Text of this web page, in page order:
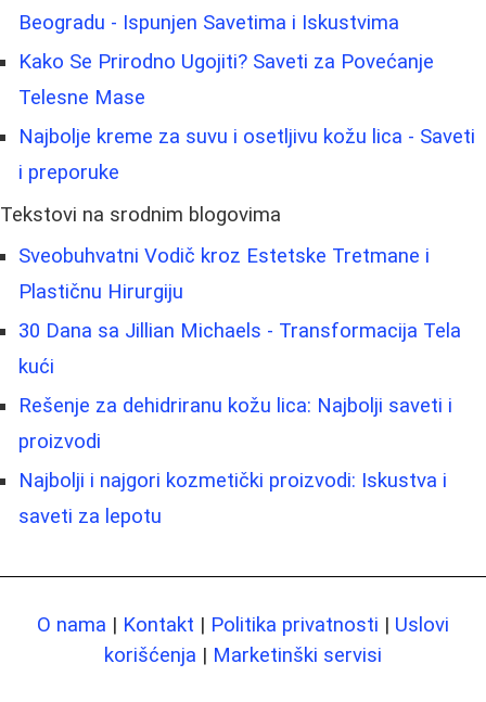
Beogradu - Ispunjen Savetima i Iskustvima
Kako Se Prirodno Ugojiti? Saveti za Povećanje
Telesne Mase
Najbolje kreme za suvu i osetljivu kožu lica - Saveti
i preporuke
Tekstovi na srodnim blogovima
Sveobuhvatni Vodič kroz Estetske Tretmane i
Plastičnu Hirurgiju
30 Dana sa Jillian Michaels - Transformacija Tela
kući
Rešenje za dehidriranu kožu lica: Najbolji saveti i
proizvodi
Najbolji i najgori kozmetički proizvodi: Iskustva i
saveti za lepotu
O nama | Kontakt | Politika privatnosti | Uslovi
korišćenja | Marketinški servisi